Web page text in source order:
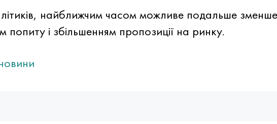
найближчим часом можливе подальше
попиту і збільшенням пропозиції на ринку.